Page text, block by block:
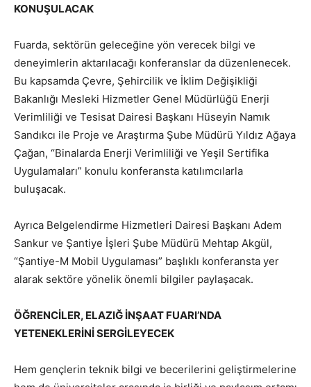
KONUŞULACAK
Fuarda, sektörün geleceğine yön verecek bilgi ve
deneyimlerin aktarılacağı konferanslar da düzenlenecek.
Bu kapsamda Çevre, Şehircilik ve İklim Değişikliği
Bakanlığı Mesleki Hizmetler Genel Müdürlüğü Enerji
Verimliliği ve Tesisat Dairesi Başkanı Hüseyin Namık
Sandıkcı ile Proje ve Araştırma Şube Müdürü Yıldız Ağaya
Çağan, “Binalarda Enerji Verimliliği ve Yeşil Sertifika
Uygulamaları” konulu konferansta katılımcılarla
buluşacak.
Ayrıca Belgelendirme Hizmetleri Dairesi Başkanı Adem
Sankur ve Şantiye İşleri Şube Müdürü Mehtap Akgül,
“Şantiye-M Mobil Uygulaması” başlıklı konferansta yer
alarak sektöre yönelik önemli bilgiler paylaşacak.
ÖĞRENCİLER, ELAZIĞ İNŞAAT FUARI’NDA
YETENEKLERİNİ SERGİLEYECEK
Hem gençlerin teknik bilgi ve becerilerini geliştirmelerine